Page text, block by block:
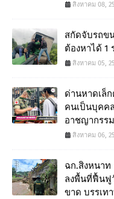
สิงหาคม 08,
สกัดจับรถข
ต้องหาได้ 1
สิงหาคม 05,
ด่านหาดเล็
คนเป็นบุคค
อาชญากรร
สิงหาคม 06,
ฉก.สิงหนาท
ลงพื้นที่ฟื้นฟู
ขาด บรรเท